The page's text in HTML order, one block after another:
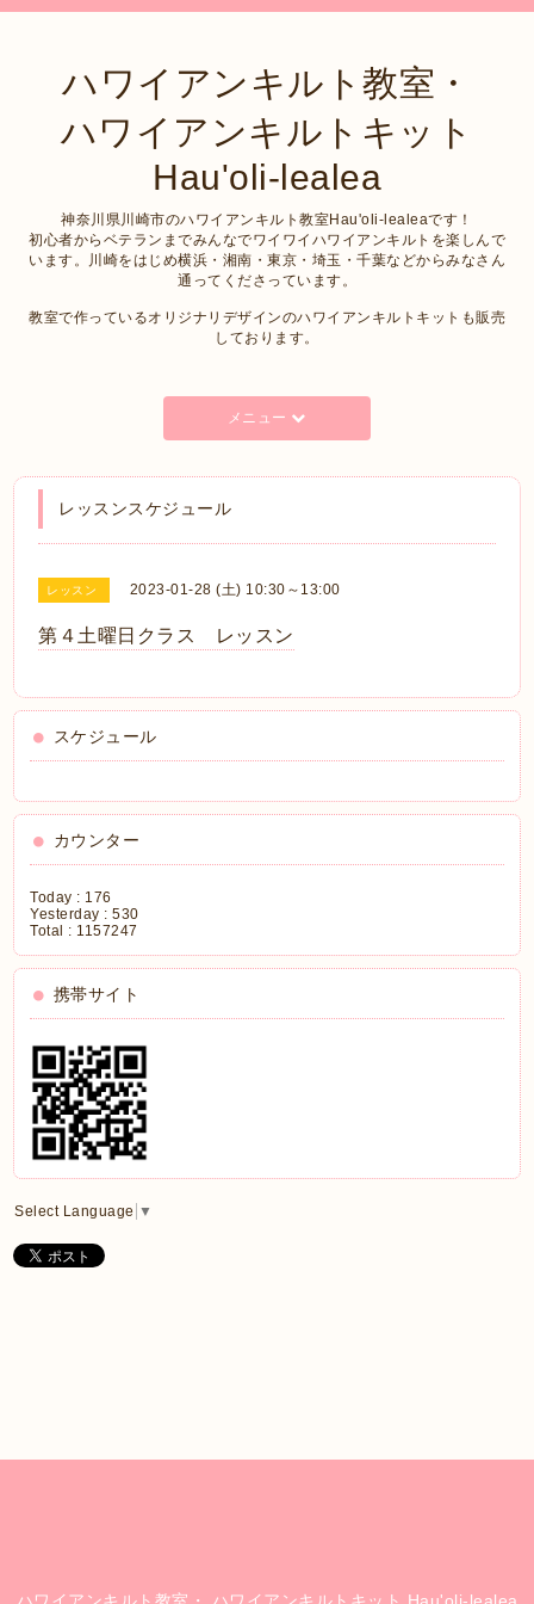
ハワイアンキルト教室・
ハワイアンキルトキット
Hau'oli-lealea
神奈川県川崎市のハワイアンキルト教室Hau'oli-lealeaです！
初心者からベテランまでみんなでワイワイハワイアンキルトを楽しんで
います。川崎をはじめ横浜・湘南・東京・埼玉・千葉などからみなさん
通ってくださっています。
教室で作っているオリジナリデザインのハワイアンキルトキットも販売
しております。
メニュー
レッスンスケジュール
レッスン 2023-01-28 (土) 10:30～13:00
第４土曜日クラス レッスン
スケジュール
カウンター
Today : 176
Yesterday :530
Total : 1157247
携帯サイト
Select Language ▼